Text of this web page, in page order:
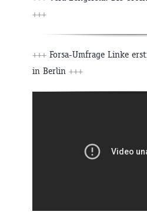
+++
+++ Forsa-Umfrage Linke
in Berlin +++